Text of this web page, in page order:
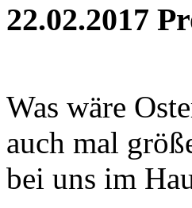
22.02.2017
Was wäre
auch mal
bei uns im